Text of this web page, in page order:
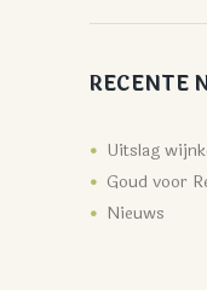
RECENTE
Uitslag
Goud voor
Nieuws